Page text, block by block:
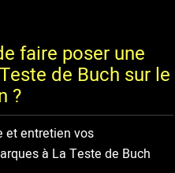
faire poser une
de Buch sur le
?
et entretien vos
à La Teste de Buch